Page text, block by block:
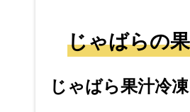
じゃばらの
じゃばら果汁冷